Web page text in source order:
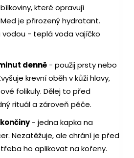
které opravují
je přirozený hydratant.
vodou - teplá voda vajíčko
denně - použij prsty nebo
krevní oběh v kůži hlavy,
folikuly. Dělej to před
rituál a zároveň péče.
- jedna kapka na
Nezatěžuje, ale chrání je před
ho aplikovat na kořeny.